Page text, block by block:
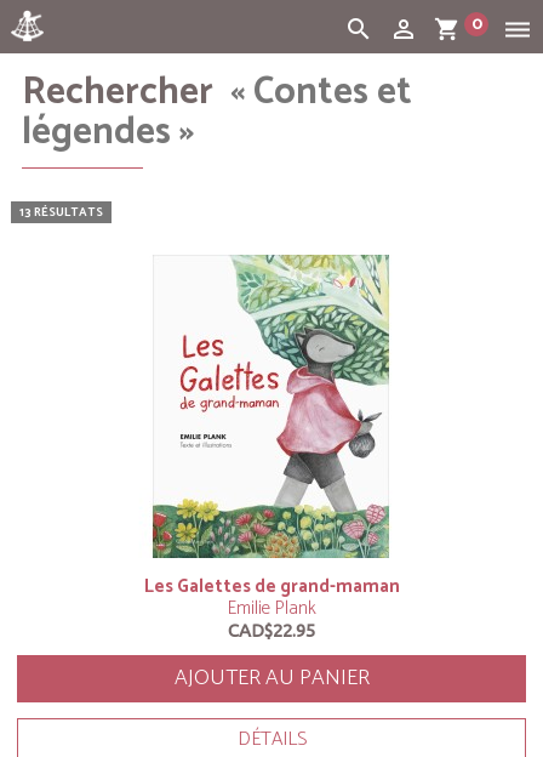
dehaze
shopping_cart 0
person_outline
search
Cart:(vide)
Rechercher « Contes et
légendes »
13 RÉSULTATS
Les Galettes de grand-maman
Emilie Plank
CAD$22.95
AJOUTER AU PANIER
DÉTAILS